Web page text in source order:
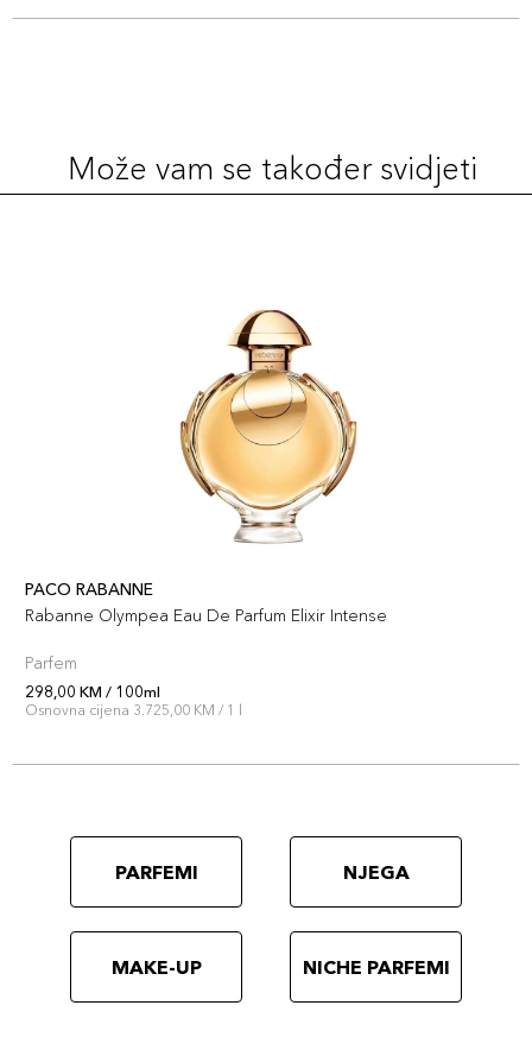
Može vam se također svidjeti
PACO RABANNE
Rabanne Olympea Eau De Parfum Elixir Intense
Parfem
298,00 KM / 100ml
Osnovna cijena 3.725,00 KM / 1 l
PARFEMI NJEGA
MAKE-UP NICHE PARFEMI